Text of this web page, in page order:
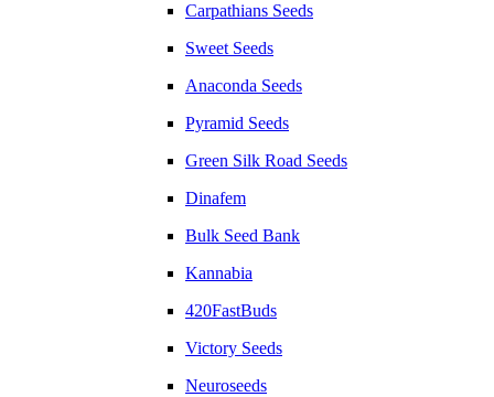
Carpathians Seeds
Sweet Seeds
Anaconda Seeds
Pyramid Seeds
Green Silk Road Seeds
Dinafem
Bulk Seed Bank
Kannabia
420FastBuds
Victory Seeds
Neuroseeds